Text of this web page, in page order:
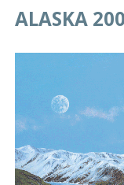
ALASKA